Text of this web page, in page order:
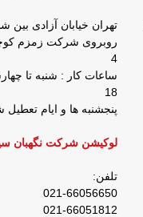
تهران خیابان آزادی بین
4
18
پنجشنبه ها و ایام
لوکیشن شرکت نگهبان
تلفن:
021-66056650
021-66051812